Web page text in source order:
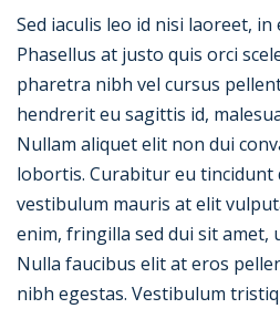
Sed iaculis leo id nisi laoreet,
Phasellus at justo quis orci
pharetra nibh vel cursus
hendrerit eu sagittis id,
Nullam aliquet elit non dui
lobortis. Curabitur eu tincidunt
vestibulum mauris at elit
enim, fringilla sed dui sit amet,
Nulla faucibus elit at eros
nibh egestas. Vestibulum